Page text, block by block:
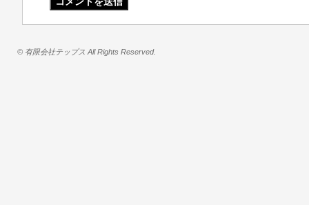
© 有限会社テップス All Rights Reserved.